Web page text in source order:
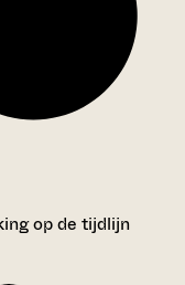
op de tijdlijn